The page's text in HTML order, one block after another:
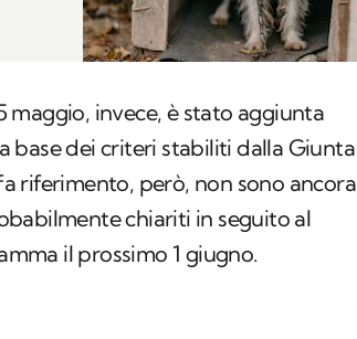
invece, è stato aggiunta
base dei criteri stabiliti dalla Giunta
riferimento, però, non sono ancora
chiariti in seguito al
il prossimo 1 giugno.